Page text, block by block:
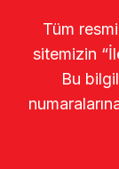
Tüm
sitemizin
Bu